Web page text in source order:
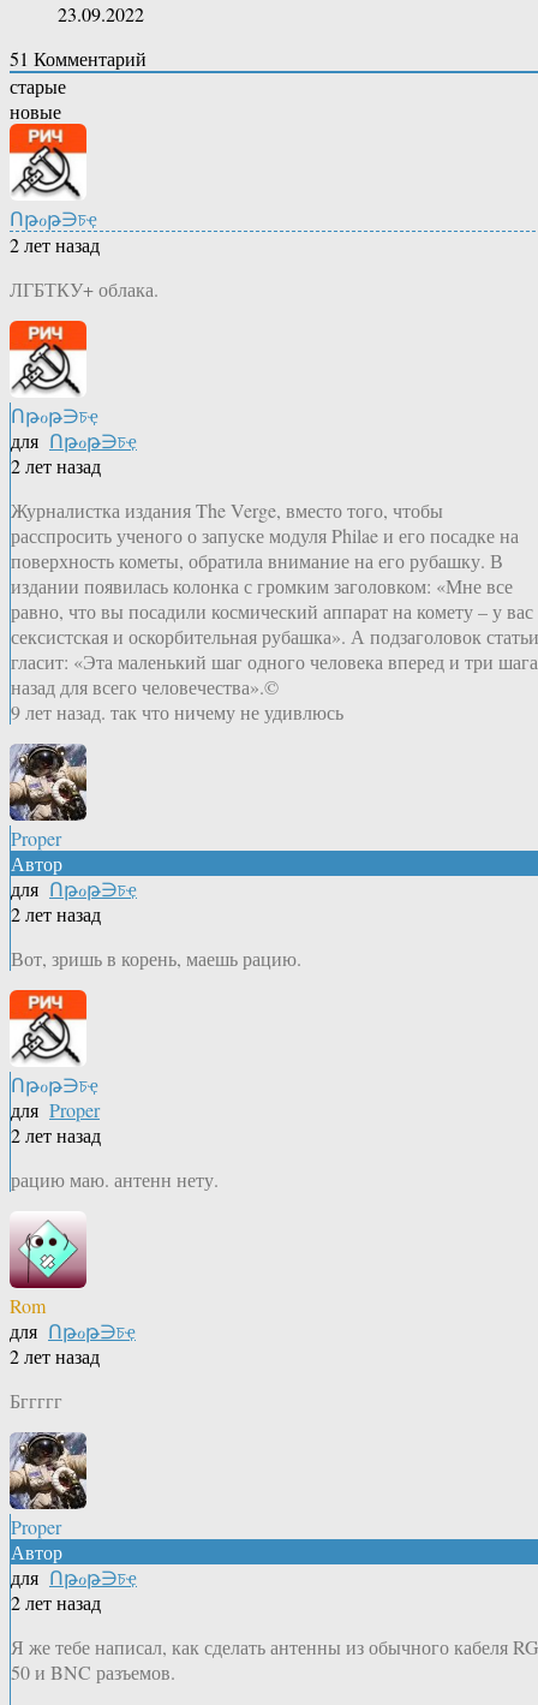
23.09.2022
51 Комментарий
старые
новые
Ոթℴթ∋চҿ
2 лет назад
ЛГБТКУ+ облака.
Ոթℴթ∋চҿ
для Ոթℴթ∋চҿ
2 лет назад
Журналистка издания The Verge, вместо того, чтобы
расспросить ученого о запуске модуля Philae и его посадке на
поверхность кометы, обратила внимание на его рубашку. В
издании появилась колонка с громким заголовком: «Мне все
равно, что вы посадили космический аппарат на комету – у вас
сексистская и оскорбительная рубашка». А подзаголовок статьи
гласит: «Эта маленький шаг одного человека вперед и три шага
назад для всего человечества».©
9 лет назад. так что ничему не удивлюсь
Proper
Автор
для Ոթℴթ∋চҿ
2 лет назад
Вот, зришь в корень, маешь рацию.
Ոթℴթ∋চҿ
для Proper
2 лет назад
рацию маю. антенн нету.
Rom
для Ոթℴթ∋চҿ
2 лет назад
Бггггг
Proper
Автор
для Ոթℴթ∋চҿ
2 лет назад
Я же тебе написал, как сделать антенны из обычного кабеля
50 и BNC разъемов.